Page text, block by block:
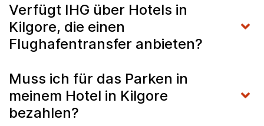
Verfügt IHG über Hotels in
Kilgore, die einen
Flughafentransfer anbieten?
Muss ich für das Parken in
meinem Hotel in Kilgore
bezahlen?